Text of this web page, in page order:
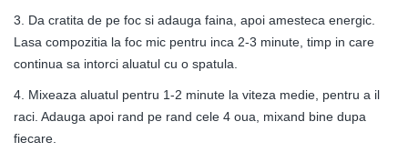
3. Da cratita de pe foc si adauga faina, apoi amesteca energic.
Lasa compozitia la foc mic pentru inca 2-3 minute, timp in care
continua sa intorci aluatul cu o spatula.
4. Mixeaza aluatul pentru 1-2 minute la viteza medie, pentru a il
raci. Adauga apoi rand pe rand cele 4 oua, mixand bine dupa
fiecare.